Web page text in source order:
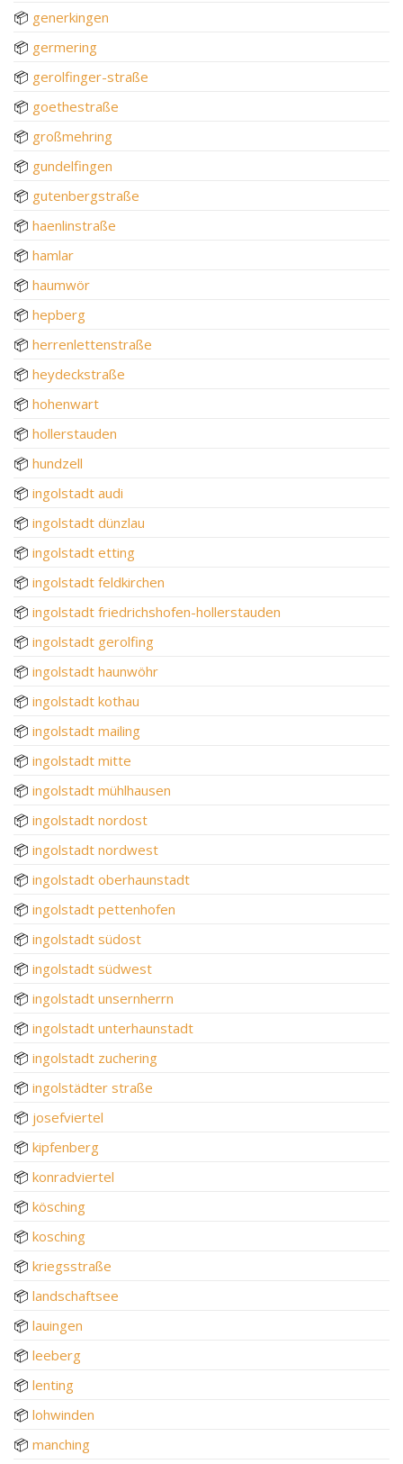
📦 generkingen
📦 germering
📦 gerolfinger-straße
📦 goethestraße
📦 großmehring
📦 gundelfingen
📦 gutenbergstraße
📦 haenlinstraße
📦 hamlar
📦 haumwör
📦 hepberg
📦 herrenlettenstraße
📦 heydeckstraße
📦 hohenwart
📦 hollerstauden
📦 hundzell
📦 ingolstadt audi
📦 ingolstadt dünzlau
📦 ingolstadt etting
📦 ingolstadt feldkirchen
📦 ingolstadt friedrichshofen-hollerstauden
📦 ingolstadt gerolfing
📦 ingolstadt haunwöhr
📦 ingolstadt kothau
📦 ingolstadt mailing
📦 ingolstadt mitte
📦 ingolstadt mühlhausen
📦 ingolstadt nordost
📦 ingolstadt nordwest
📦 ingolstadt oberhaunstadt
📦 ingolstadt pettenhofen
📦 ingolstadt südost
📦 ingolstadt südwest
📦 ingolstadt unsernherrn
📦 ingolstadt unterhaunstadt
📦 ingolstadt zuchering
📦 ingolstädter straße
📦 josefviertel
📦 kipfenberg
📦 konradviertel
📦 kösching
📦 kosching
📦 kriegsstraße
📦 landschaftsee
📦 lauingen
📦 leeberg
📦 lenting
📦 lohwinden
📦 manching